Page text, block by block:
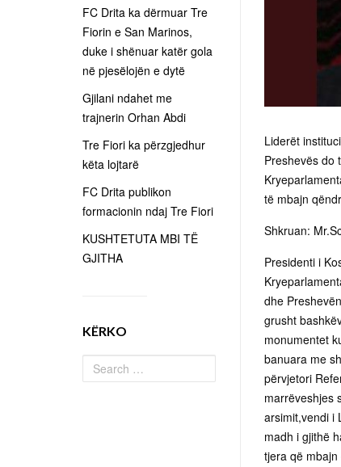
Liderët
Preshevës do
të mbajn
Shkruan:
Presidenti i
dhe
grusht
monumentet
banuara me
përvjetori
marrëveshjes
arsimit,vendi i
madh i gjithë
tjera që
FC Drita ka dërmuar Tre
Fiorin e San Marinos,
duke i shënuar katër gola
në pjesëlojën e dytë
Gjilani ndahet me
trajnerin Orhan Abdi
Tre Fiori ka përzgjedhur
këta lojtarë
FC Drita publikon
formacionin ndaj Tre Fiori
KUSHTETUTA MBI TË
GJITHA
KËRKO